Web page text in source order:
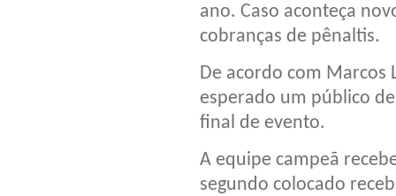
ano. Caso aconteça
cobranças de pênaltis.
De acordo com Marcos
esperado um público
final de evento.
A equipe campeã
segundo colocado